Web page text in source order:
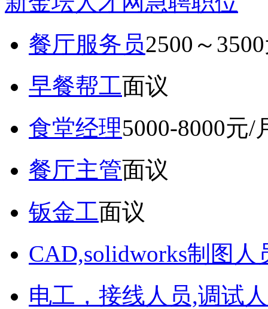
餐厅服务员2500～
早餐帮工面议
食堂经理5000-8000元/
餐厅主管面议
钣金工面议
CAD,solidworks制图人
电工，接线人员,调试